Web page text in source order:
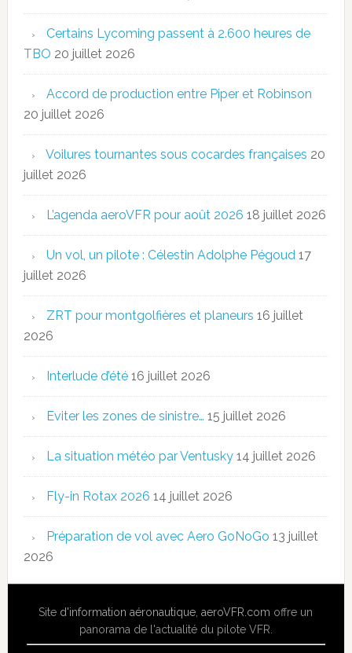
Certains Lycoming passent à 2.600 heures de
TBO 20 juillet 2026
Accord de production entre Piper et Robinson
20 juillet 2026
Voilures tournantes sous cocardes françaises 20
juillet 2026
L’agenda aeroVFR pour août 2026 18 juillet 2026
Un vol, un pilote : Célestin Adolphe Pégoud 17
juillet 2026
ZRT pour montgolfières et planeurs 16 juillet
2026
Interlude d’été 16 juillet 2026
Eviter les zones de sinistre… 15 juillet 2026
La situation météo par Ventusky 14 juillet 2026
Fly-in Rotax 2026 14 juillet 2026
Préparation de vol avec Aero GoNoGo 13 juillet
2026
Site d'information aéronautique,aeroVFR.com offre un
panorama de l'actualité du pilote VFR.